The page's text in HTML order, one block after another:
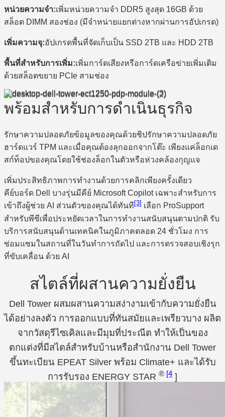
หน่วยความจำ:เพิ่มหน่วยความจำ DDR5 สูงสุด 16GB ด้วย
สล็อต DIMM สองช่อง (มีจำหน่ายแยกต่างหากผ่านการอัปเกรด)
เพิ่มความจุ:อัปเกรดพื้นที่จัดเก็บเป็น SSD 2TB และ HDD 2TB
พื้นที่สำหรับการเพิ่ม:เพิ่มการ์ดเสียงหรือการ์ดเครือข่ายเพิ่มเติม
ด้วยสล็อตขยาย PCIe สามช่อง
พร้อมสำหรับการดำเนินธุรกิจ
รักษาความปลอดภัยข้อมูลของคุณด้วยชิปรักษาความปลอดภัย
ฮาร์ดแวร์ TPM และเมื่อคุณต้องลุกออกจากโต๊ะ เพียงแค่ล็อกเด
สก์ท็อปของคุณโดยใช้ช่องล็อกในตัวหรือห่วงคล้องกุญแจ
เพิ่มประสิทธิภาพการทำงานด้วยการคลิกเพียงครั้งเดียว
คีย์บอร์ด Dell บางรุ่นมีคีย์ Microsoft Copilot เฉพาะสำหรับการ
เข้าถึงผู้ช่วย AI ส่วนตัวของคุณได้ทันที [3] เลือก ProSupport
สำหรับพีซีเพื่อประหยัดเวลาในการทำงานสนับสนุนตามปกติ รับ
บริการสนับสนุนด้านเทคนิคในภูมิภาคตลอด 24 ชั่วโมง การ
ซ่อมแซมในสถานที่ในวันทำการถัดไป และการตรวจสอบเชิงรุก
ที่ขับเคลื่อน ด้วย AI
สไตล์ที่ผสานความยั่งยืน
Dell Tower ผสมผสานความสง่างามเข้ากับความยั่งยืน
ได้อย่างลงตัว การออกแบบที่ทันสมัยและเพรียวบาง ผลิต
จากวัสดุรีไซเคิลและมีมุมที่ประณีต ทำให้เป็นของ
ตกแต่งที่มีสไตล์สำหรับบ้านหรือสำนักงาน Dell Tower
ขึ้นทะเบียน EPEAT Silver พร้อม Climate+ และได้รับ
การรับรอง ENERGY STAR ® [4 ]